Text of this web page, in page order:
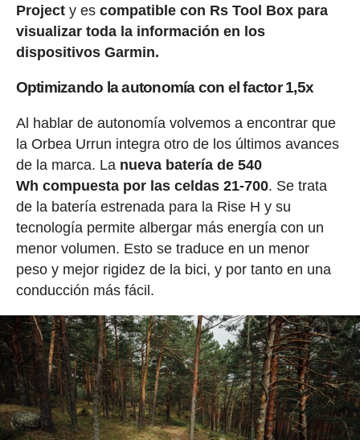
Projecty es compatible con Rs Tool Box para
visualizar toda la información en los
dispositivos Garmin.
Optimizando la autonomía con el factor 1,5x
Al hablar de autonomía volvemos a encontrar que
la Orbea Urrun integra otro de los últimos avances
de la marca. La nueva batería de 540
Wh compuesta por las celdas 21-700. Se trata
de la batería estrenada para la Rise H y su
tecnología permite albergar más energía con un
menor volumen. Esto se traduce en un menor
peso y mejor rigidez de la bici, y por tanto en una
conducción más fácil.